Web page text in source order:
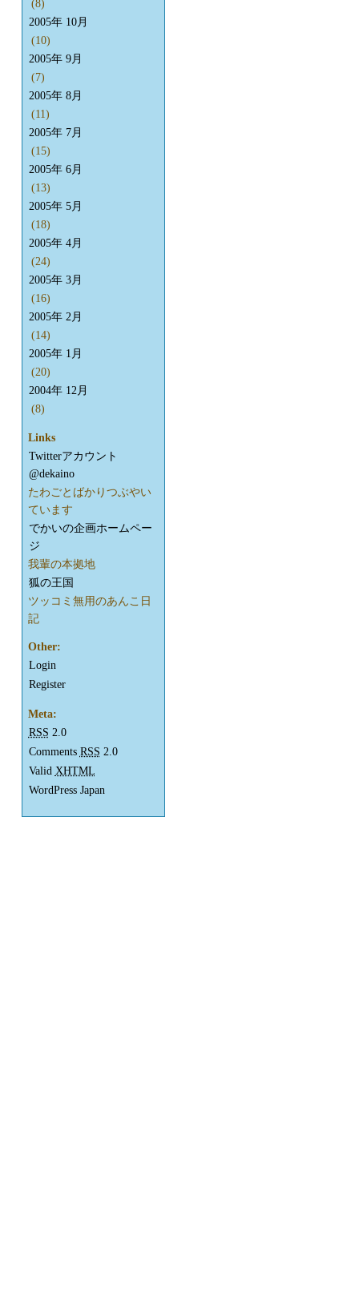
(8)
2005年 10月
(10)
2005年 9月
(7)
2005年 8月
(11)
2005年 7月
(15)
2005年 6月
(13)
2005年 5月
(18)
2005年 4月
(24)
2005年 3月
(16)
2005年 2月
(14)
2005年 1月
(20)
2004年 12月
(8)
Links
Twitterアカウント
@dekaino
たわごとばかりつぶやい
ています
でかいの企画ホームペー
ジ
我輩の本拠地
狐の王国
ツッコミ無用のあんこ日
記
Other:
Login
Register
Meta:
RSS 2.0
Comments RSS 2.0
Valid XHTML
WordPress Japan